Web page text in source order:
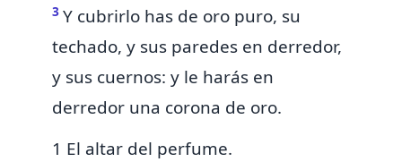
3 Y cubrirlo has de oro puro, su
techado, y sus paredes en derredor,
y sus cuernos: y le harás en
derredor una corona de oro.
1 El altar del perfume.